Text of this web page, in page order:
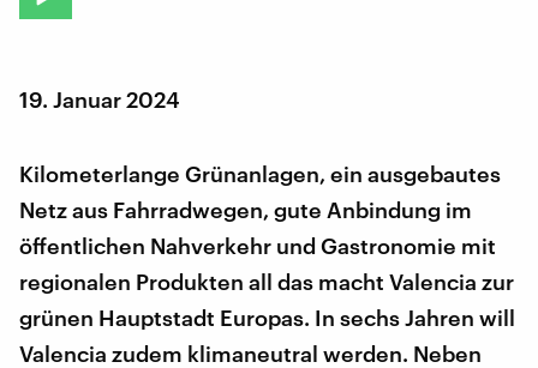
19. Januar 2024
Kilometerlange Grünanlagen, ein ausgebautes
Netz aus Fahrradwegen, gute Anbindung im
öffentlichen Nahverkehr und Gastronomie mit
regionalen Produkten all das macht Valencia zur
grünen Hauptstadt Europas. In sechs Jahren will
Valencia zudem klimaneutral werden. Neben